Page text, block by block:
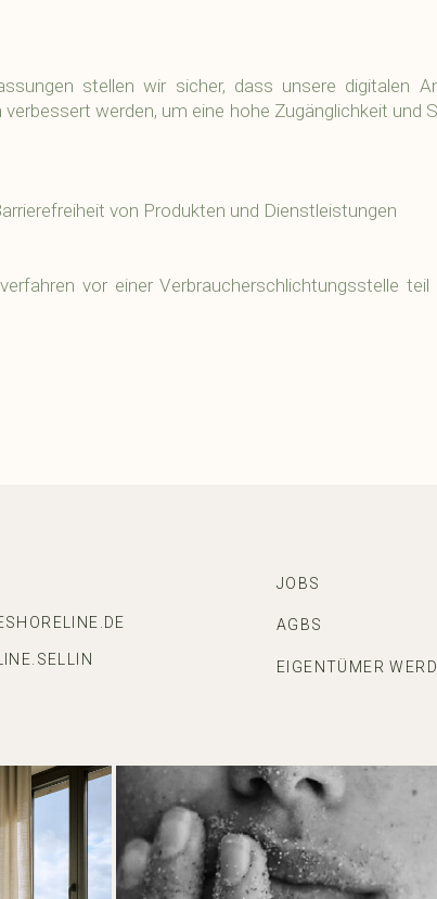
stellen wir sicher, dass unsere digitalen
werden, um eine hohe Zugänglichkeit und
von Produkten und Dienstleistungen
vor einer Verbraucherschlichtungsstelle
JOBS
EIGENTÜMER
AGBS